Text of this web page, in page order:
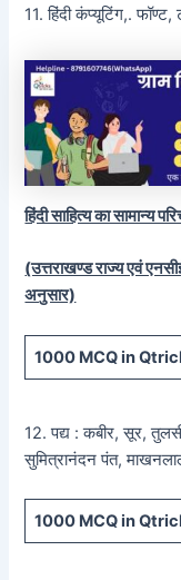
11. हिंदी कंप्यूटिंग,.
हिंदी साहित्य का सामान्य
(उत्तराखण्ड राज्य एवं
अनुसार)
1000 MCQin
12. पद्य : कबीर, सूर,
सुमित्रानंदन पंत,
1000 MCQin